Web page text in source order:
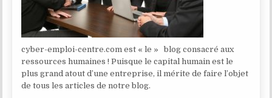
cyber-emploi-centre.com est « le » blog consacré aux
ressources humaines ! Puisque le capital humain est le
plus grand atout d’une entreprise, il mérite de faire l’objet
de tous les articles de notre blog.